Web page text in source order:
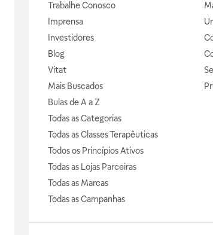
Trabalhe Conosco
Imprensa
Investidores
Blog
Vitat
Mais Buscados
Bulas de A a Z
Todas as Categorias
Todas as Classes Terapêuticas
Todos os Princípios Ativos
Todas as Lojas Parceiras
Todas as Marcas
Todas as Campanhas